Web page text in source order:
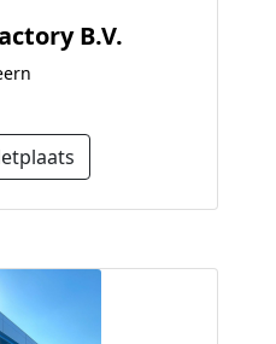
B.V.